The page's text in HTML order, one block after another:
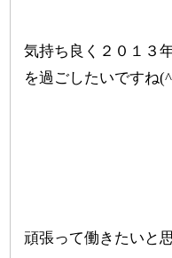
気持ち良く２０１３
を過ごしたいですね
頑張って働きたいと